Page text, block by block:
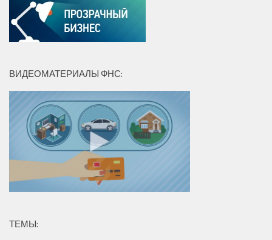
ВИДЕОМАТЕРИАЛЫ ФНС:
ТЕМЫ: